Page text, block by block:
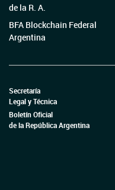
de la R. A.
BFA Blockchain Federal
Argentina
Secretaría
Legal y Técnica
Boletín Oficial
de la República Argentina